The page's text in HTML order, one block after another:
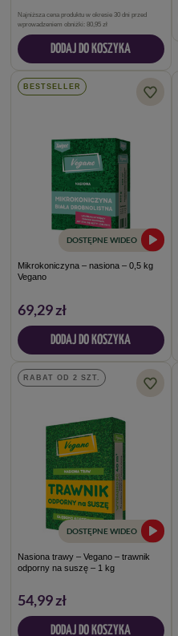
Najniższa cena produktu w okresie 30 dni przed
wprowadzeniem obniżki: 80,95 zł
DODAJ DO KOSZYKA
BESTSELLER
DOSTĘPNE WIDEO
Mikrokoniczyna – nasiona – 0,5 kg
Vegano
69,29 zł
DODAJ DO KOSZYKA
RABAT OD 2 SZT.
DOSTĘPNE WIDEO
Nasiona trawy – Vegano – trawnik
odporny na suszę – 1 kg
54,99 zł
DODAJ DO KOSZYKA